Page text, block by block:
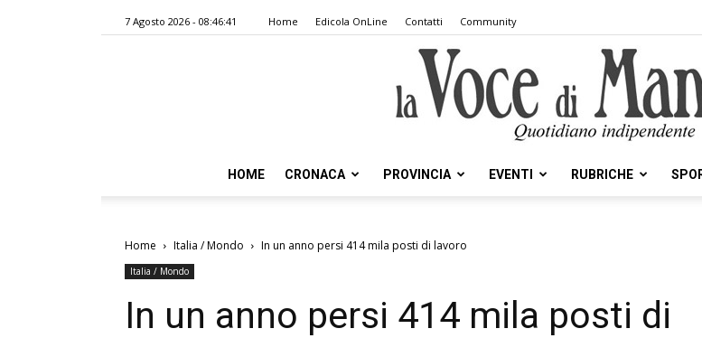
7 Agosto 2026 - 08:46:41 Home Edicola OnLine Contatti Community
Voce
HOME CRONACA PROVINCIA EVENTI RUBRICHE
Home Italia / Mondo In un anno persi 414 mila posti di lavoro
Italia / Mondo
In un anno persi 414 mila posti di